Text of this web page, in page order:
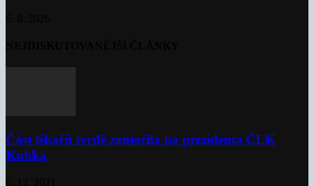
Část lékařů tvrdě zaútočila na prezidenta ČLK
Kubka